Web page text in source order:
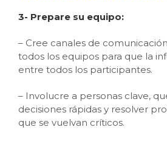
3- Prepare su equipo:
– Cree canales de
todos los equipos para que la
entre todos los participantes.
– Involucre a personas clave,
decisiones rápidas y resolver
que se vuelvan críticos.